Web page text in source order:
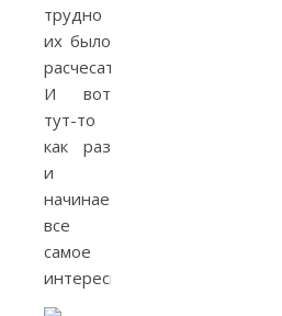
трудно
их было
расчесать.
И вот
тут-то
как раз
и
начинается
все
самое
интересное.